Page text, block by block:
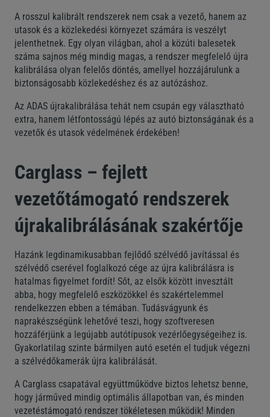
A rosszul kalibrált rendszerek nem csak a vezető, hanem az
utasok és a közlekedési környezet számára is veszélyt
jelenthetnek. Egy olyan világban, ahol a közúti balesetek
száma sajnos még mindig magas, a rendszer megfelelő újra
kalibrálása olyan felelős döntés, amellyel hozzájárulunk a
biztonságosabb közlekedéshez és az autózáshoz.
Az ADAS újrakalibrálása tehát nem csupán egy választható
extra, hanem létfontosságú lépés az autó biztonságának és a
vezetők és utasok védelmének érdekében!
Carglass – fejlett
vezetőtámogató rendszerek
újrakalibrálásának szakértője
Hazánk legdinamikusabban fejlődő szélvédő javítással és
szélvédő cserével foglalkozó cége az újra kalibrálásra is
hatalmas figyelmet fordít! Sőt, az elsők között invesztált
abba, hogy megfelelő eszközökkel és szakértelemmel
rendelkezzen ebben a témában. Tudásvágyunk és
naprakészségünk lehetővé teszi, hogy szoftveresen
hozzáférjünk a legújabb autótípusok vezérlőegységeihez is.
Gyakorlatilag szinte bármilyen autó esetén el tudjuk végezni
a szélvédőkamerák újra kalibrálását.
A Carglass csapatával együttműködve biztos lehetsz benne,
hogy járműved mindig optimális állapotban van, és minden
vezetéstámogató rendszer tökéletesen működik! Minden